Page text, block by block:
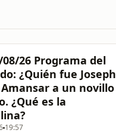
08/26 Programa del
¿Quién fue Joseph
a un novillo
¿Qué es la
19:57